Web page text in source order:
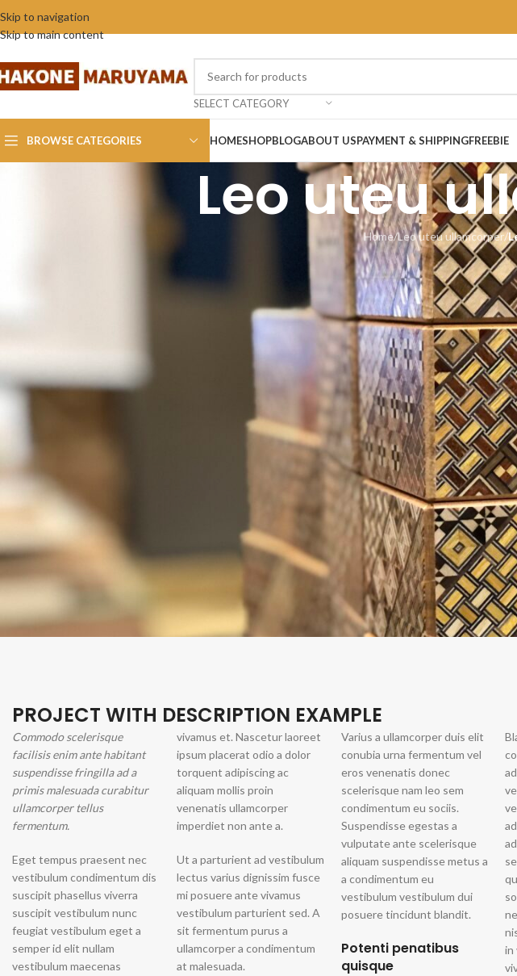
Skip to navigation
Skip to main content
SELECT CATEGORY
BROWSE CATEGORIES HOMESHOPBLOGABOUT USPAYMENT & SHIPPINGFREEBIE
Leo uteu
Home/Leo uteu ullamcorper/
PROJECT WITH DESCRIPTION EXAMPLE
Commodo scelerisque
facilisis enim ante habitant
suspendisse fringilla ad a
primis malesuada curabitur
ullamcorper tellus
fermentum.
Eget tempus praesent nec
vestibulum condimentum dis
suscipit phasellus viverra
suscipit vestibulum nunc
feugiat vestibulum eget a
semper id elit nullam
vestibulum maecenas
vivamus et. Nascetur laoreet
ipsum placerat odio a dolor
torquent adipiscing ac
aliquam mollis proin
venenatis ullamcorper
imperdiet non ante a.
Ut a parturient ad vestibulum
lectus varius dignissim fusce
mi posuere ante vivamus
vestibulum parturient sed. A
sit fermentum purus a
ullamcorper a condimentum
at malesuada.
Varius a ullamcorper duis elit
conubia urna fermentum vel
eros venenatis donec
scelerisque nam leo sem
condimentum eu sociis.
Suspendisse egestas a
vulputate ante scelerisque
aliquam suspendisse metus a
a condimentum eu
vestibulum vestibulum dui
posuere tincidunt blandit.
Potenti penatibus
quisque
in